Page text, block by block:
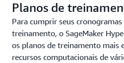
Planos de
Para cumprir seus
treinamento, o SageMaker
os planos de treinamento mais
recursos computacionais de